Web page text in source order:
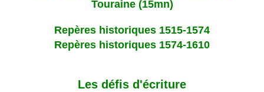
Touraine (15mn)
Repères historiques 1515-1574
Repères historiques 1574-1610
Les défis d'écriture